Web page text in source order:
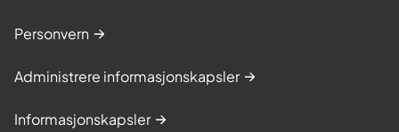
Personvern
Administrere informasjonskapsler
Informasjonskapsler